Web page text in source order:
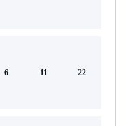
6 11 22